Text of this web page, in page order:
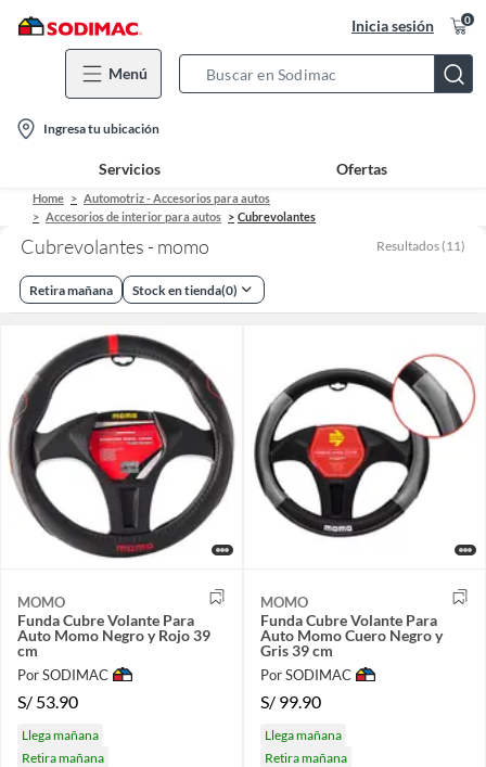
Inicia sesión 0
Menú
Bar
location-
icon
Ingresa tu ubicación
Servicios Ofertas
Home
Automotriz - Accesorios para autos
Accesorios de interior para autos
Cubrevolantes
Cubrevolantes - momo Resultados (11)
Retira mañana Stock en tienda(0)
MOMO
Funda Cubre Volante Para
Auto Momo Negro y Rojo 39
cm
Por SODIMAC
S/ 53.90
Llega mañana
Retira mañana
MOMO
Funda Cubre Volante Para
Auto Momo Cuero Negro y
Gris 39 cm
Por SODIMAC
S/ 99.90
Llega mañana
Retira mañana